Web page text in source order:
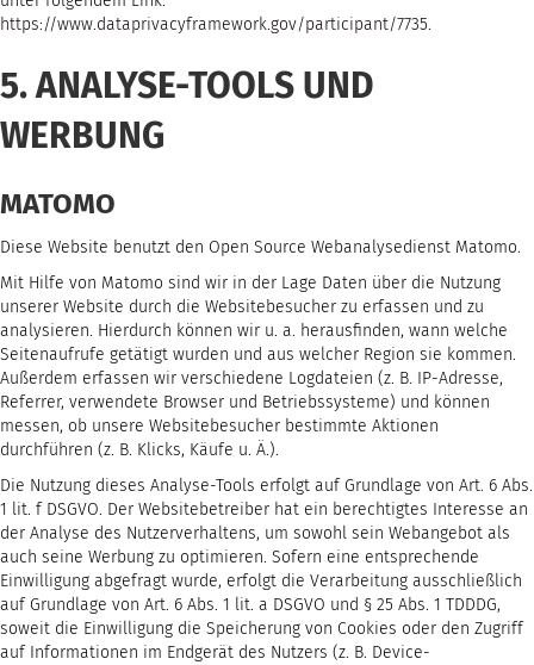
https://www.dataprivacyframework.gov/participant/7735.
5. ANALYSE-TOOLS UND
WERBUNG
MATOMO
Diese Website benutzt den Open Source Webanalysedienst Matomo.
Mit Hilfe von Matomo sind wir in der Lage Daten über die Nutzung
unserer Website durch die Websitebesucher zu erfassen und zu
analysieren. Hierdurch können wir u. a. herausfinden, wann welche
Seitenaufrufe getätigt wurden und aus welcher Region sie kommen.
Außerdem erfassen wir verschiedene Logdateien (z. B. IP-Adresse,
Referrer, verwendete Browser und Betriebssysteme) und können
messen, ob unsere Websitebesucher bestimmte Aktionen
durchführen (z. B. Klicks, Käufe u. Ä.).
Die Nutzung dieses Analyse-Tools erfolgt auf Grundlage von Art. 6 Abs.
1 lit. f DSGVO. Der Websitebetreiber hat ein berechtigtes Interesse an
der Analyse des Nutzerverhaltens, um sowohl sein Webangebot als
auch seine Werbung zu optimieren. Sofern eine entsprechende
Einwilligung abgefragt wurde, erfolgt die Verarbeitung ausschließlich
auf Grundlage von Art. 6 Abs. 1 lit. a DSGVO und § 25 Abs. 1 TDDDG,
soweit die Einwilligung die Speicherung von Cookies oder den Zugriff
auf Informationen im Endgerät des Nutzers (z. B. Device-